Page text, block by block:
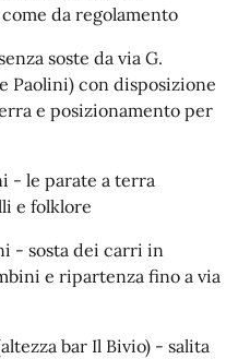
da regolamento
soste da via G.
Paolini) con disposizione
e posizionamento per
- le parate a terra
e folklore
- sosta dei carri in
e ripartenza fino a via
bar Il Bivio) - salita